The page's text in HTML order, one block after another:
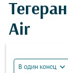
Air
В один конец expand_more